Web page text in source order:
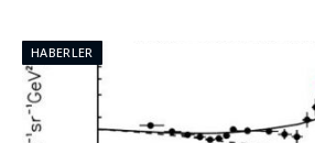
HABERLER